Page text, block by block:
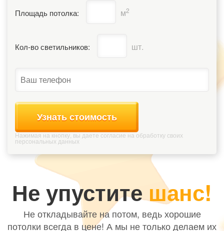
Площадь потолка: м2
Кол-во светильников: шт.
Узнать стоимость
Нажимая на кнопку, вы даете согласие на обработку своих
персональных данных
Не упуститешанс!
Не откладывайте на потом, ведь хорошие
потолки всегда в цене! А мы не только делаем их